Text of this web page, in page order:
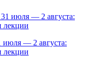
июля — 2 августа:
лекции